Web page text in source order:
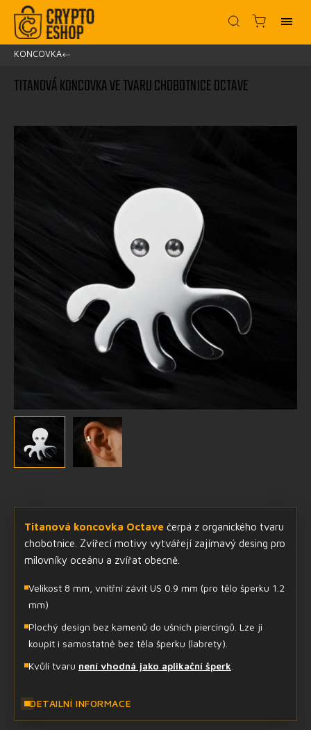
KONCOVKA/
TITANOVÁ KONCOVKA VE TVARU CHOBOTNICE OCTAVE
Titanová koncovka Octave čerpá z organického tvaru
chobotnice. Zvířecí motivy vytvářejí zajímavý desing pro
milovníky oceánu a zvířat obecně.
Velikost 8 mm, vnitřní závit US 0.9 mm (pro tělo šperku 1.2
mm)
Plochý design bez kamenů do ušních piercingů. Lze ji
koupit i samostatně bez těla šperku (labrety).
Kvůli tvaru není vhodná jako aplikační šperk
DETAILNÍ INFORMACE